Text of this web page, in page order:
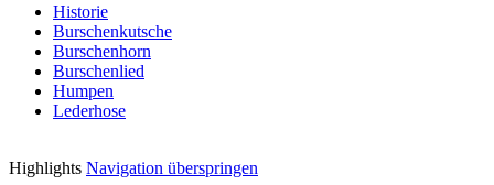
Historie
Burschenkutsche
Burschenhorn
Burschenlied
Humpen
Lederhose
Highlights Navigation überspringen